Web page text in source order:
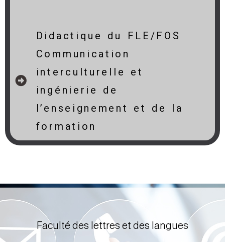
Didactique du FLE/FOS
Communication
interculturelle et
ingénierie de
l’enseignement et de la
formation
Faculté des lettres et des langues